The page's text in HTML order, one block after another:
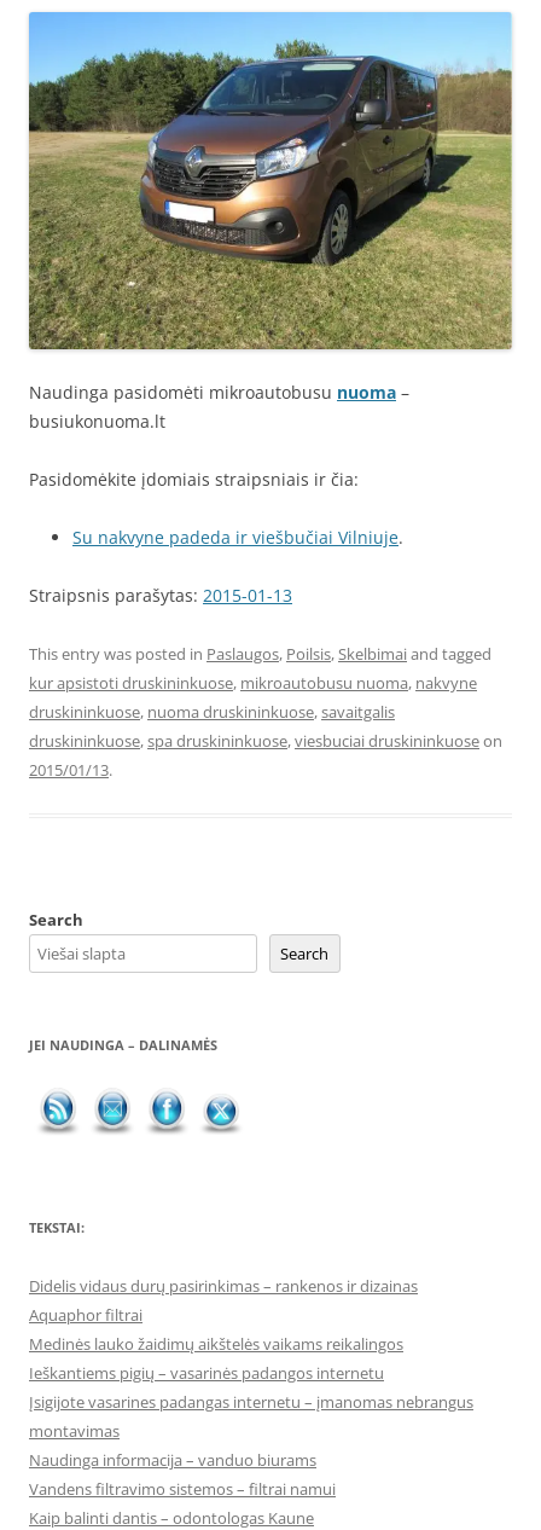
Naudinga pasidomėti mikroautobusu nuoma –
busiukonuoma.lt
Pasidomėkite įdomiais straipsniais ir čia:
Su nakvyne padeda ir viešbučiai Vilniuje.
Straipsnis parašytas: 2015-01-13
This entry was posted in Paslaugos, Poilsis,Skelbimaiand tagged
kur apsistoti druskininkuose, mikroautobusu nuoma, nakvyne
druskininkuose, nuoma druskininkuose,savaitgalis
druskininkuose,spa druskininkuose,viesbuciai druskininkuoseon
2015/01/13.
Search
Search
JEI NAUDINGA – DALINAMĖS
TEKSTAI:
Didelis vidaus durų pasirinkimas – rankenos ir dizainas
Aquaphor filtrai
Medinės lauko žaidimų aikštelės vaikams reikalingos
Ieškantiems pigių – vasarinės padangos internetu
Įsigijote vasarines padangas internetu – įmanomas nebrangus
montavimas
Naudinga informacija – vanduo biurams
Vandens filtravimo sistemos – filtrai namui
Kaip balinti dantis – odontologas Kaune